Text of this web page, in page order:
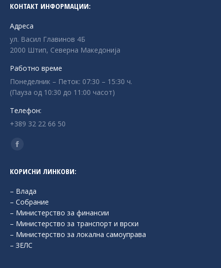
КОНТАКТ ИНФОРМАЦИИ:
Адреса
ул. Васил Главинов 4Б
2000 Штип, Северна Македонија
Работно време
Понеделник – Петок: 07:30 – 15:30 ч.
(Пауза од 10:30 до 11:00 часот)
Телефон:
+389 32 22 66 50
Find us on:
Facebook
opens
in
new
window
КОРИСНИ ЛИНКОВИ:
– Влада
– Собрание
– Министерство за финансии
– Министерство за транспорт и врски
– Министерство за локална самоуправа
– ЗЕЛС